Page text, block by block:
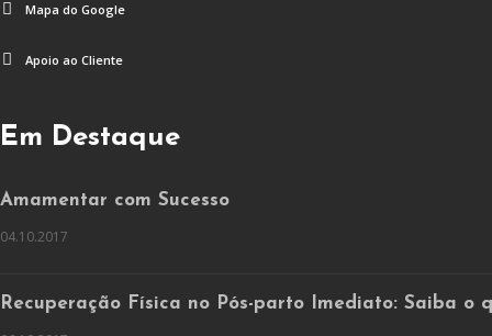
Mapa do Google
Apoio ao Cliente
Em Destaque
Amamentar com Sucesso
04.10.2017
Recuperação Física no Pós-parto Imediato: Saiba o